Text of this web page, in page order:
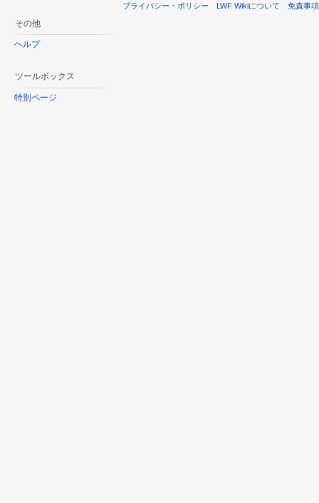
その他
ヘルプ
ツールボックス
特別ページ
プライバシー・ポリシー LWF Wikiについて 免責事項